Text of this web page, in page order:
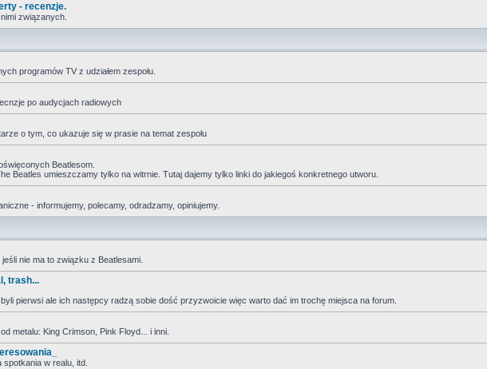
- recenzje.
związanych.
programów TV z udziałem zespołu.
po audycjach radiowych
o tym, co ukazuje się w prasie na temat zespołu
Beatlesom.
Beatles umieszczamy tylko na witrnie. Tutaj dajemy tylko linki do jakiegoś konkretnego utworu.
- informujemy, polecamy, odradzamy, opiniujemy.
nie ma to związku z Beatlesami.
trash...
pierwsi ale ich następcy radzą sobie dość przyzwoicie więc warto dać im trochę miejsca na forum.
metalu: King Crimson, Pink Floyd... i inni.
w realu, itd.